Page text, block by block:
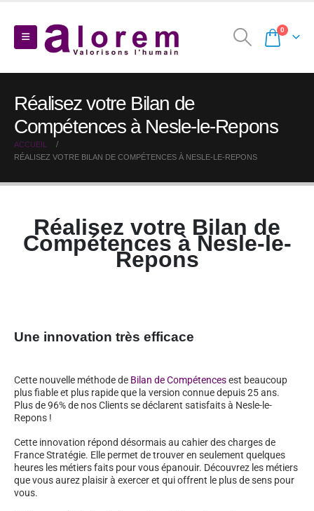
0
Réalisez votre Bilan de
Compétences à Nesle-le-Repons
ACCUEIL
RÉALISEZ VOTRE BILAN DE COMPÉTENCES À NESLE-LE-REPONS
Réalisez votre Bilan de
Compétences à Nesle-le-
Repons
Une innovation très efficace
Cette nouvelle méthode de Bilan de Compétencesest beaucoup
plus fiable et plus rapide que la version connue depuis 25 ans.
Plus de 96% de nos Clients se déclarent satisfaits à Nesle-le-
Repons !
Cette innovation répond désormais au cahier des charges de
France Stratégie. Elle permet de trouver en seulement quelques
heures les métiers faits pour vous épanouir. Découvrez les métiers
que vous aurez plaisir à exercer et qui offrent le plus de sens pour
vous.